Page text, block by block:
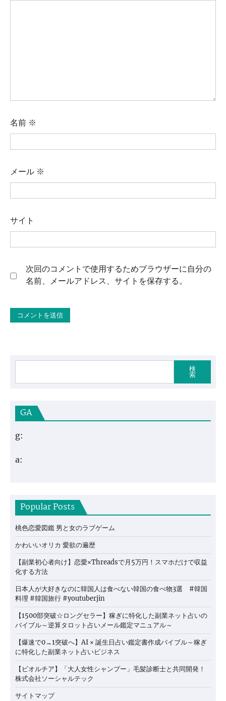
名前 ※
メール ※
サイト
次回のコメントで使用するためブラウザーに自分の
名前、メールアドレス、サイトを保存する。
検
索
GA
g:
a:
Popular Posts
桃色恋愛図鑑 男と女のラブゲーム
かわいいオリカ 愛欲の遍歴
【副業初心者向け】恋愛×Threadsで月5万円！スマホだけで収益
化する方法
日本人が大好きなのに韓国人は食べない韓国の食べ物3選 #韓国
料理 #韓国旅行 #youtuberjin
【1500部突破☆ロングセラー】稼ぎに特化した副業ネット占いの
バイブル～逆算タロット占いメール鑑定マニュアル～
【爆速で0→1突破へ】AI × 誕生日占い鑑定書作成バイブル～稼ぎ
に特化した副業ネット占いビジネス
【ビオルチア】「大人女性シャンプー」毛髪診断士と共同開発！
株式会社ソーシャルテック
サイトマップ